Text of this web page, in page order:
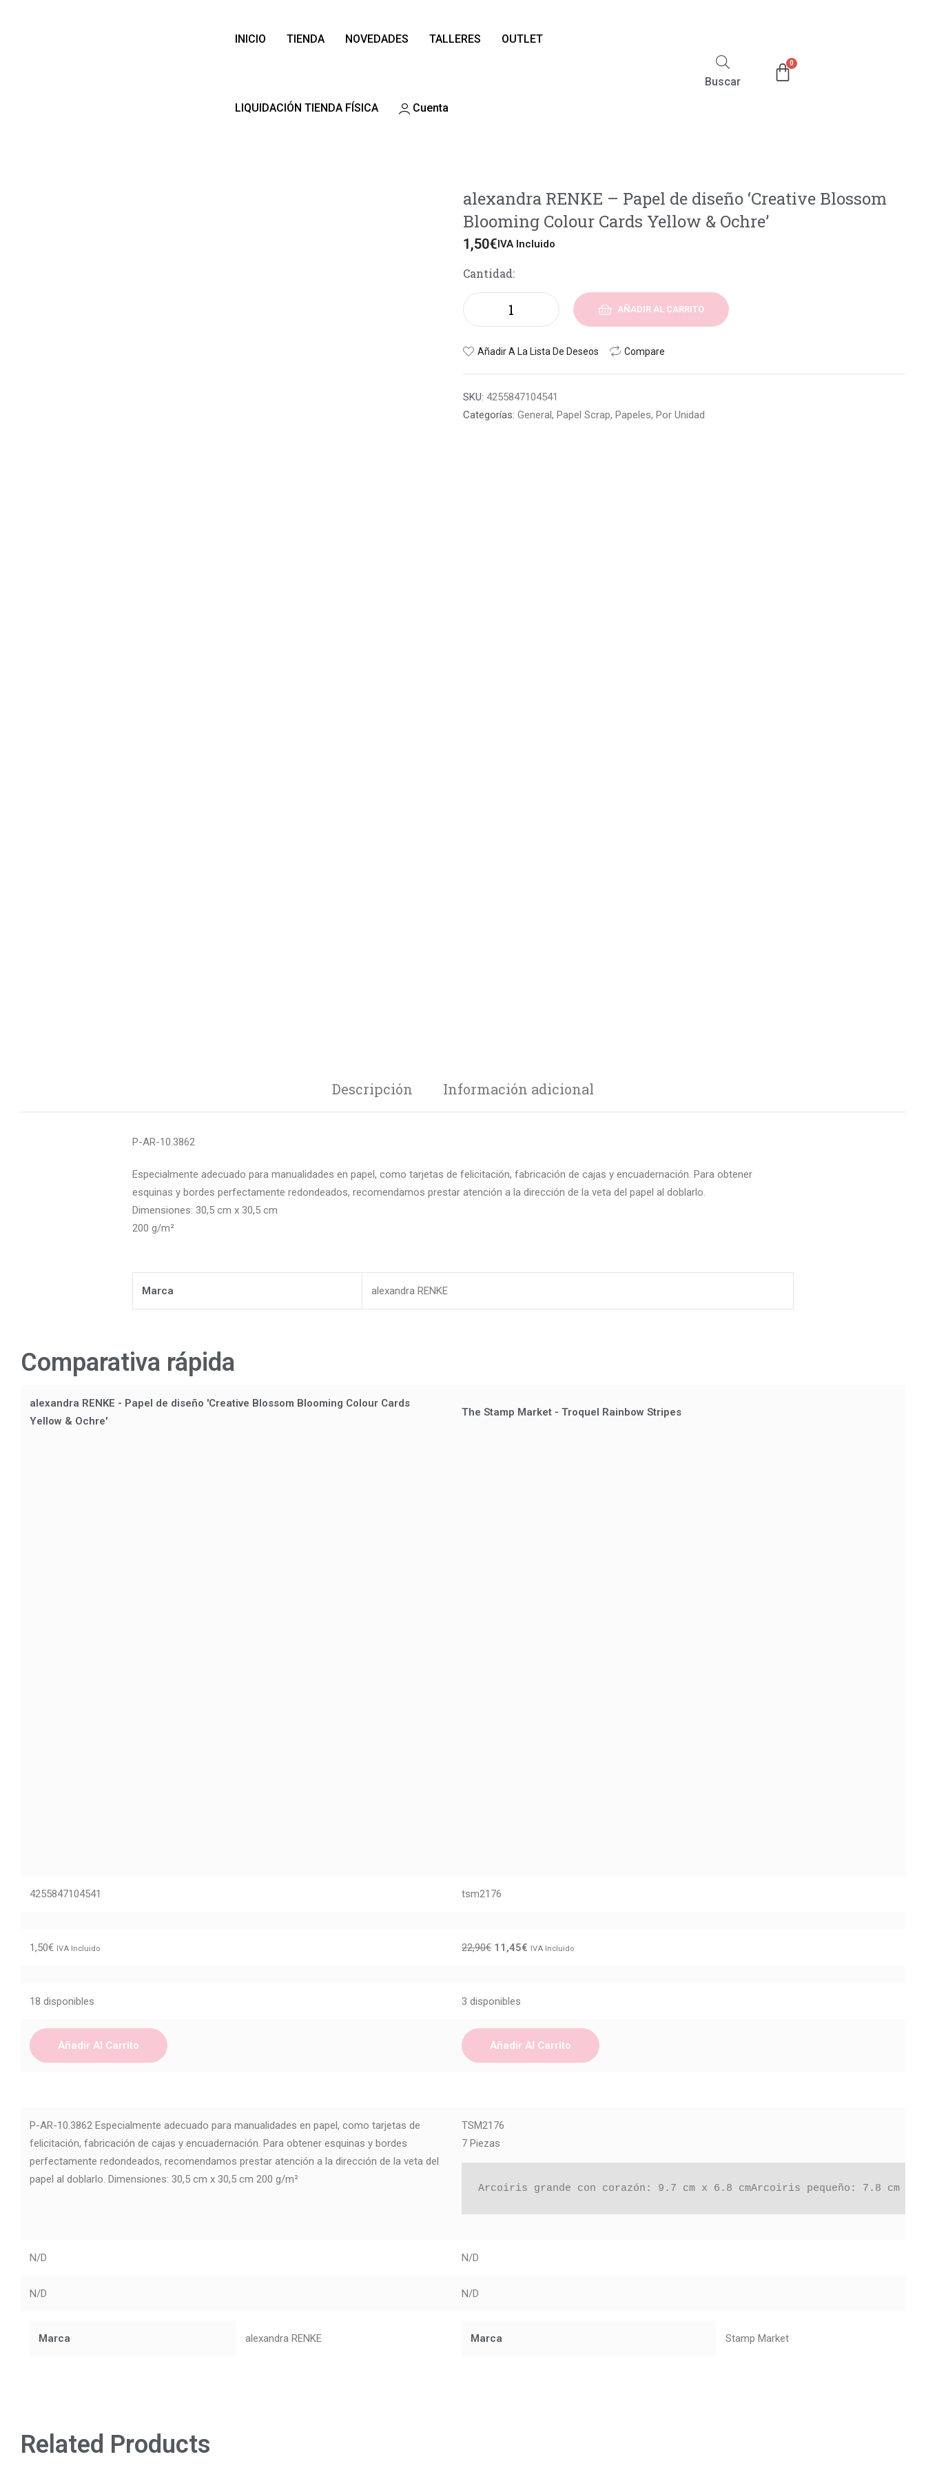
INICIO TIENDA NOVEDADES TALLERES OUTLET
LIQUIDACIÓN TIENDA FÍSICA Cuenta
Buscar
alexandra RENKE – Papel de diseño ‘Creative Blossom
Blooming Colour Cards Yellow & Ochre’
1,50€IVA Incluido
Cantidad:
AÑADIR AL CARRITO
Añadir A La Lista De Deseos Compare
SKU: 4255847104541
Categorías: General, Papel Scrap, Papeles, Por Unidad
Descripción Información adicional
P-AR-10.3862
Especialmente adecuado para manualidades en papel, como tarjetas de felicitación, fabricación de cajas y encuadernación. Para obtener
esquinas y bordes perfectamente redondeados, recomendamos prestar atención a la dirección de la veta del papel al doblarlo.
Dimensiones: 30,5 cm x 30,5 cm
200 g/m²
Marca alexandra RENKE
Comparativa rápida
alexandra RENKE - Papel de diseño 'Creative Blossom Blooming Colour Cards
Yellow & Ochre'
The Stamp Market - Troquel Rainbow Stripes
4255847104541 tsm2176
1,50€ IVA Incluido 22,90€ 11,45€ IVA Incluido
18 disponibles 3 disponibles
Añadir Al Carrito Añadir Al Carrito
P-AR-10.3862 Especialmente adecuado para manualidades en papel, como tarjetas de
felicitación, fabricación de cajas y encuadernación. Para obtener esquinas y bordes
perfectamente redondeados, recomendamos prestar atención a la dirección de la veta del
papel al doblarlo. Dimensiones: 30,5 cm x 30,5 cm 200 g/m²
TSM2176
7 Piezas
Arcoiris grande con corazón: 9.7 cm x 6.8 cmArcoiris pequeño: 7.8 cm x
N/D N/D
N/D N/D
Marca alexandra RENKE Marca Stamp Market
Related Products